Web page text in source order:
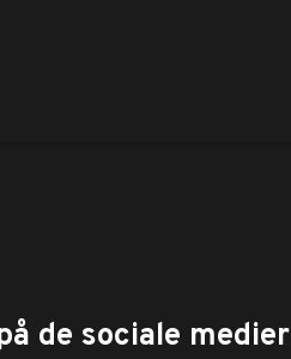
de sociale medier